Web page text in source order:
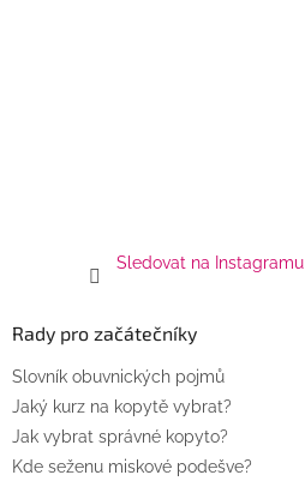
Sledovat na Instagramu
Rady pro začátečníky
Slovník obuvnických pojmů
Jaký kurz na kopytě vybrat?
Jak vybrat správné kopyto?
Kde seženu miskové podešve?